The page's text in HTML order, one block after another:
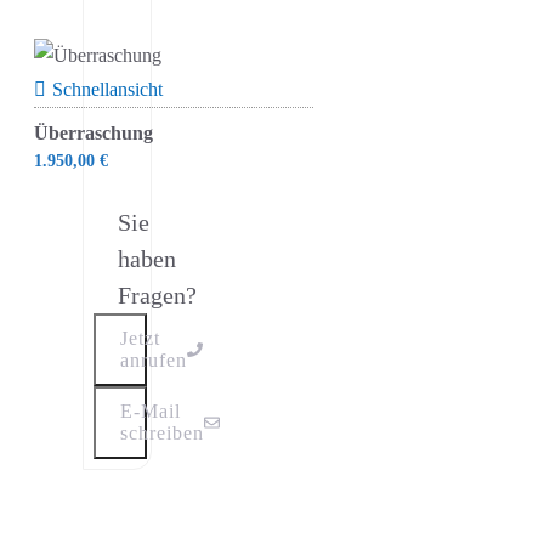
Schnellansicht
Überraschung
1.950,00 €
Sie
haben
Fragen?
Jetzt
anrufen
E-Mail
schreiben